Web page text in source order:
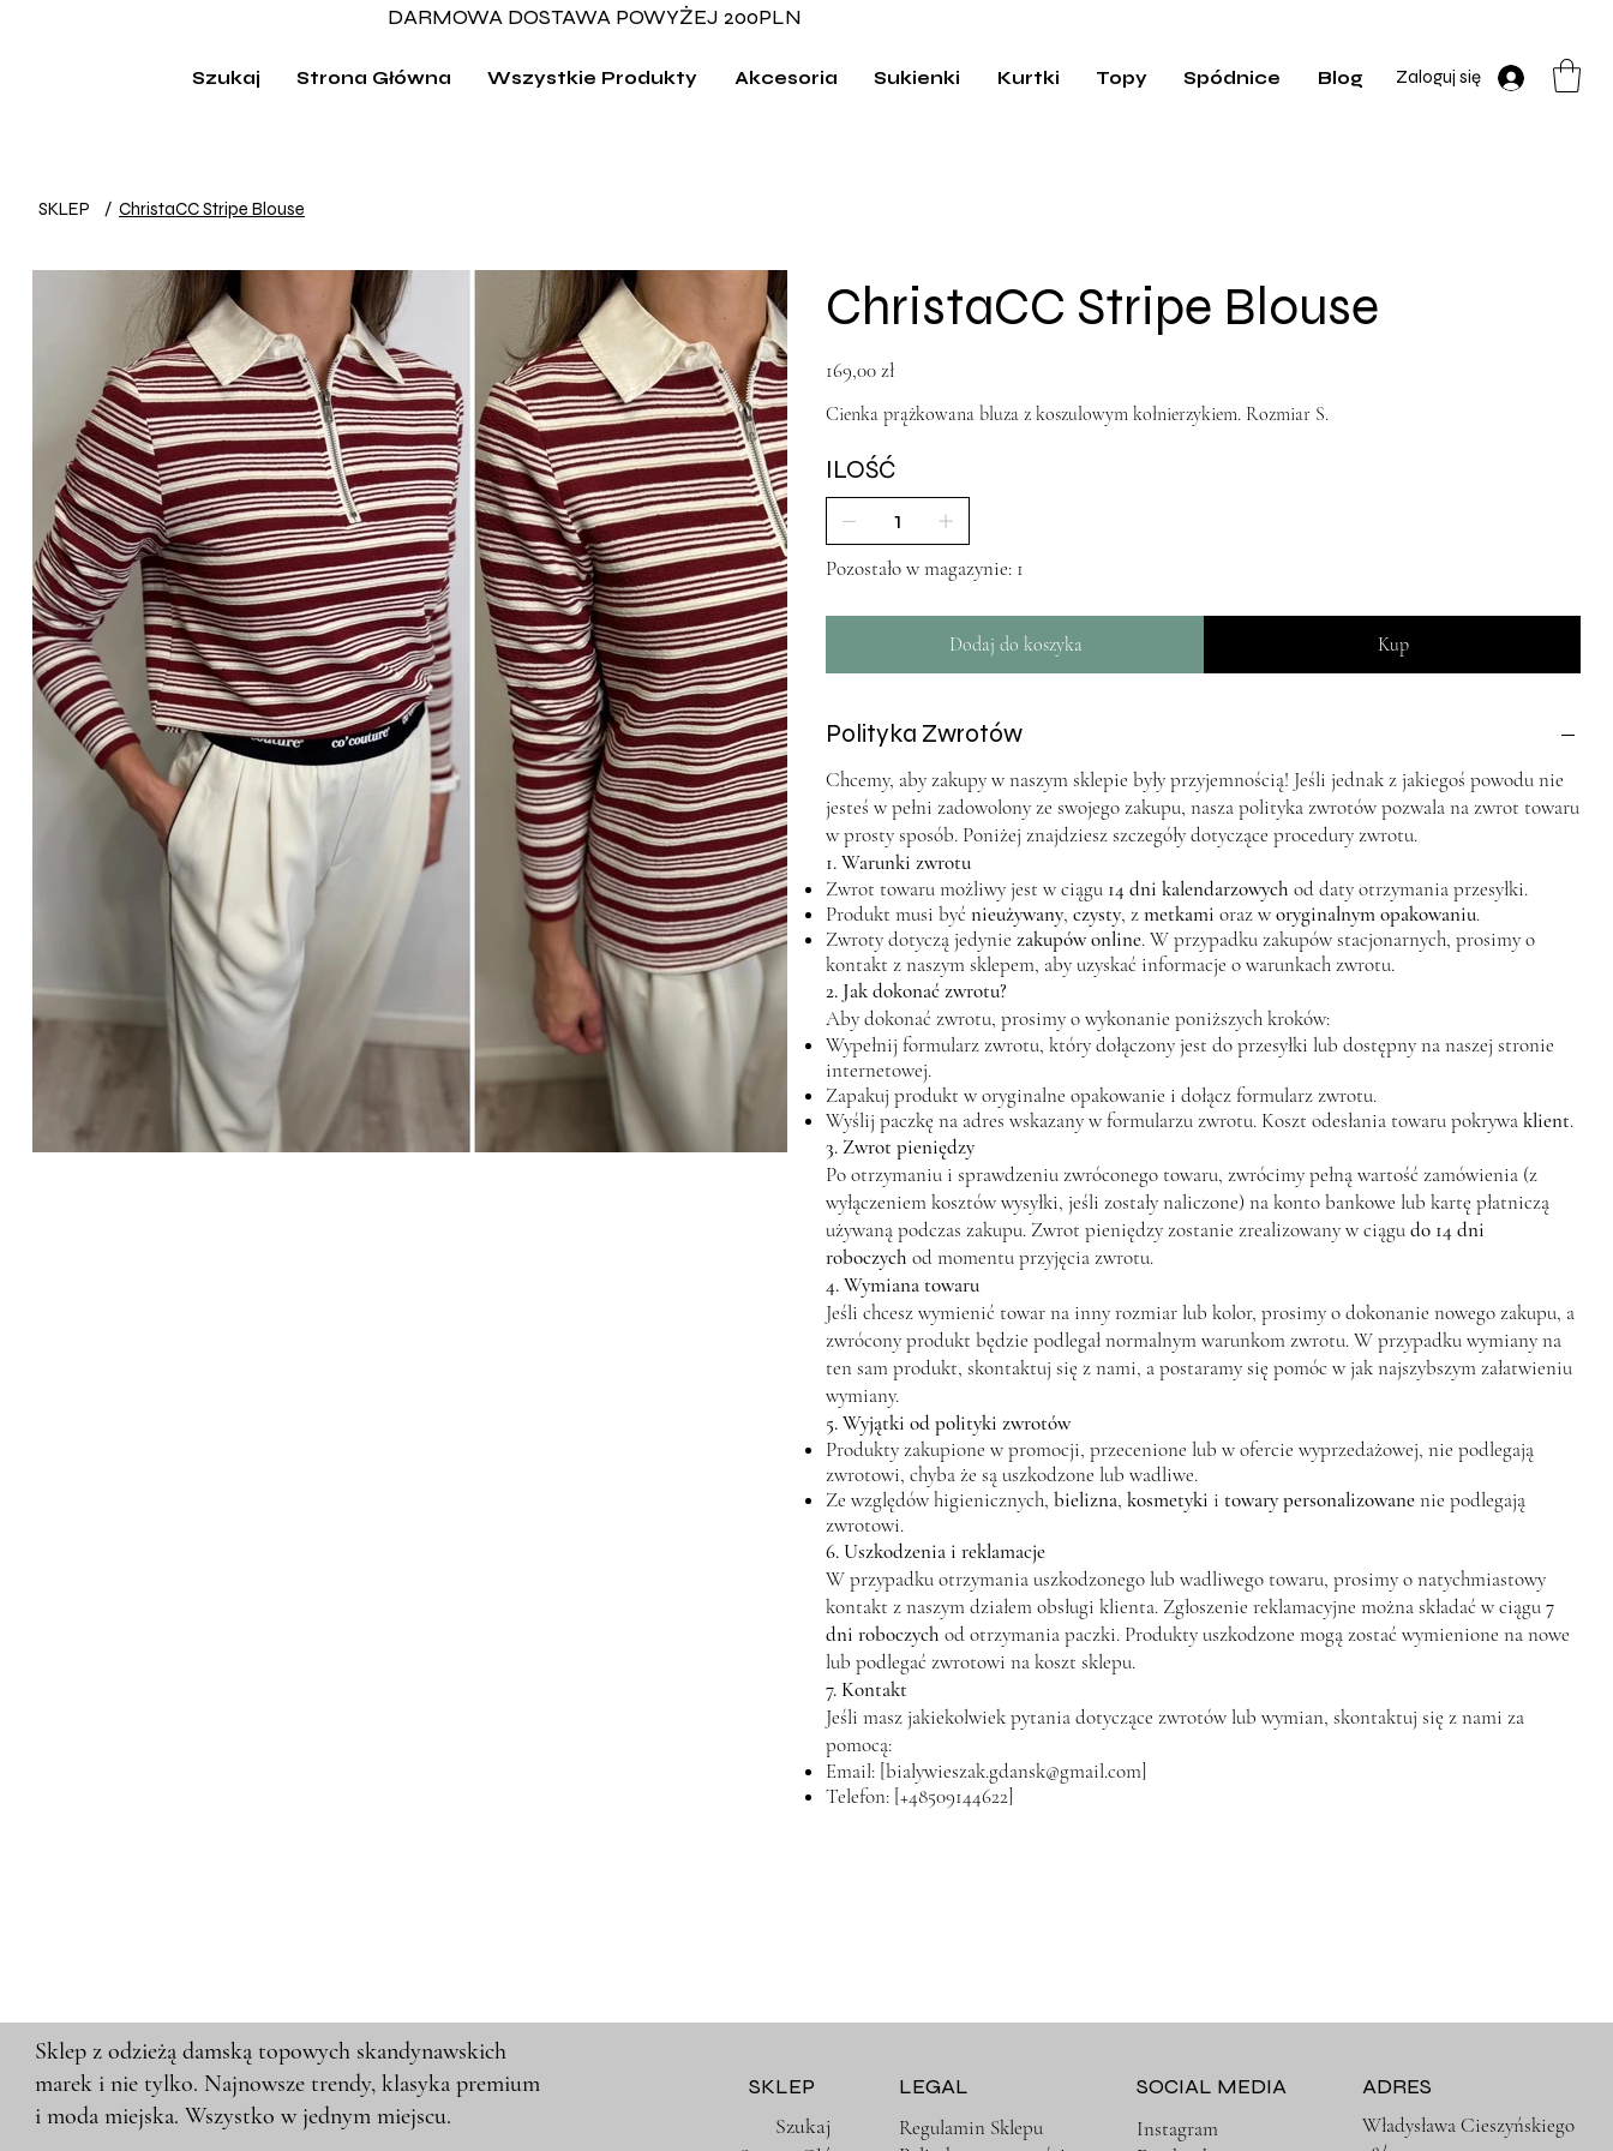
DARMOWA DOSTAWA POWYŻEJ 200PLN
Zaloguj się
Szukaj Strona Główna Wszystkie Produkty Akcesoria Sukienki Kurtki Topy Spódnice Blog
SKLEP / ChristaCC Stripe Blouse
ChristaCC Stripe Blouse
Cena
169,00 zł
Cienka prążkowana bluza z koszulowym kołnierzykiem. Rozmiar S.
ILOŚĆ
Pozostało w magazynie: 1
Dodaj do koszyka Kup
Polityka Zwrotów
Chcemy, aby zakupy w naszym sklepie były przyjemnością! Jeśli jednak z jakiegoś powodu nie
jesteś w pełni zadowolony ze swojego zakupu, nasza polityka zwrotów pozwala na zwrot towaru
w prosty sposób. Poniżej znajdziesz szczegóły dotyczące procedury zwrotu.
1. Warunki zwrotu
Zwrot towaru możliwy jest w ciągu 14 dni kalendarzowych od daty otrzymania przesyłki.
Produkt musi być nieużywany, czysty, zmetkami oraz woryginalnym opakowaniu.
Zwroty dotyczą jedynie zakupów online. W przypadku zakupów stacjonarnych, prosimy o
kontakt z naszym sklepem, aby uzyskać informacje o warunkach zwrotu.
2. Jak dokonać zwrotu?
Aby dokonać zwrotu, prosimy o wykonanie poniższych kroków:
Wypełnij formularz zwrotu, który dołączony jest do przesyłki lub dostępny na naszej stronie
internetowej.
Zapakuj produkt w oryginalne opakowanie i dołącz formularz zwrotu.
Wyślij paczkę na adres wskazany w formularzu zwrotu. Koszt odesłania towaru pokrywaklient.
3. Zwrot pieniędzy
Po otrzymaniu i sprawdzeniu zwróconego towaru, zwrócimy pełną wartość zamówienia (z
wyłączeniem kosztów wysyłki, jeśli zostały naliczone) na konto bankowe lub kartę płatniczą
używaną podczas zakupu. Zwrot pieniędzy zostanie zrealizowany w ciągudo 14 dni
roboczych od momentu przyjęcia zwrotu.
4. Wymiana towaru
Jeśli chcesz wymienić towar na inny rozmiar lub kolor, prosimy o dokonanie nowego zakupu, a
zwrócony produkt będzie podlegał normalnym warunkom zwrotu. W przypadku wymiany na
ten sam produkt, skontaktuj się z nami, a postaramy się pomóc w jak najszybszym załatwieniu
wymiany.
5. Wyjątki od polityki zwrotów
Produkty zakupione w promocji, przecenione lub w ofercie wyprzedażowej, nie podlegają
zwrotowi, chyba że są uszkodzone lub wadliwe.
Ze względów higienicznych, bielizna, kosmetyki i towary personalizowanenie podlegają
zwrotowi.
6. Uszkodzenia i reklamacje
W przypadku otrzymania uszkodzonego lub wadliwego towaru, prosimy o natychmiastowy
kontakt z naszym działem obsługi klienta. Zgłoszenie reklamacyjne można składać w ciągu7
dni roboczych od otrzymania paczki. Produkty uszkodzone mogą zostać wymienione na nowe
lub podlegać zwrotowi na koszt sklepu.
7. Kontakt
Jeśli masz jakiekolwiek pytania dotyczące zwrotów lub wymian, skontaktuj się z nami za
pomocą:
Email: [bialywieszak.gdansk@gmail.com]
Telefon: [+48509144622]
Sklep z odzieżą damską topowych skandynawskich
marek i nie tylko. Najnowsze trendy, klasyka premium
i moda miejska. Wszystko w jednym miejscu.
SKLEP
Szukaj
LEGAL
Regulamin Sklepu
ADRES
Władysława Cieszyńskiego
SOCIAL MEDIA
Instagram